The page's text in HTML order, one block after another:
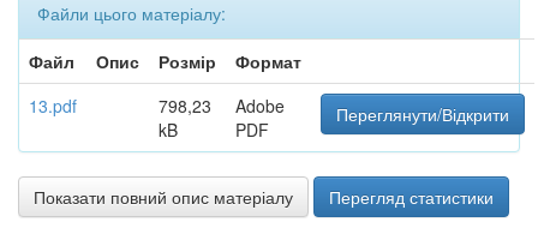
Файли цього матеріалу:
Файл
Опис Розмір
Формат
13.pdf
798,23
kB
Adobe
PDF
Переглянути/Відкрити
Показати повний опис матеріалу Перегляд статистики